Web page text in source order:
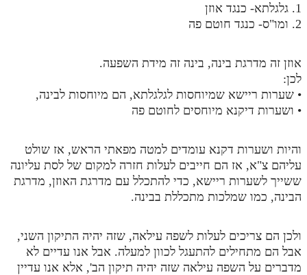
1. גלגלתא- כנגד אוזן
2. ומו"ס- כנגד חוטם פה
אוזן זה מדרגת בינה, בינה זה מידת השפעה.
לכן:
• שערות ריישא שמיוחסות לגלגלתא, הם מיוחסות לבינה,
• ושערות דיקנא מיוחסים לחוטם פה
והיות ושערות דקנא עומדים למטה מפאתי הראש, אז שולט
עליהם צ"א, אז הם חייבים לעלות חזרה למקום של לסת עליונה
ששייך לשערות ריישא, כדי להתכלל עם מדרגת האוזן, מדרגת
הבינה, כמו שמלכות מתכללת בבינה.
ולכן הם צריכים לעלות לשפה עילאה, שזה יהיה התיקון השני,
אבל הם מתחילים להתעגל לכוון למעלה. אבל אנו עדיים לא
מדברים על השפה עילאה שזה יהיה תיקון הב', אלא אנו עדיין